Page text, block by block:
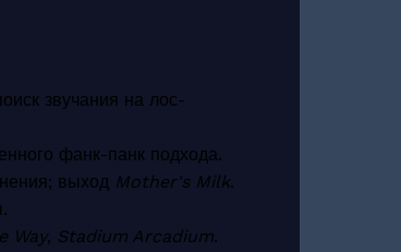
звучания на лос-
фанк-панк подхода.
выход Mother's Milk.
Way, Stadium Arcadium.